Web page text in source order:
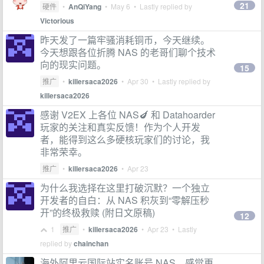
硬件 • AnQiYang • May 6 • Lastly replied by
Victorious
21
昨天发了一篇牢骚消耗铜币，今天继续。
今天想跟各位折腾 NAS 的老哥们聊个技术
向的现实问题。
推广 • killersaca2026 • Apr 30 • Lastly replied by
killersaca2026
15
感谢 V2EX 上各位 NAS🍆 和 Datahoarder
玩家的关注和真实反馈！作为个人开发
者，能得到这么多硬核玩家们的讨论，我
非常荣幸。
推广 • killersaca2026 • Apr 23
为什么我选择在这里打破沉默？一个独立
开发者的自白：从 NAS 积灰到“零解压秒
开”的终极救赎 (附日文原稿)
1 推广 • killersaca2026 • Apr 23 • Lastly
replied bychainchan
12